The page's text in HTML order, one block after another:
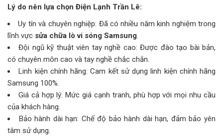
Lý do nên lựa chọn Điện Lạnh Trần Lê:
Uy tín và chuyên nghiệp: Đã có nhiều năm kinh nghiệm trong
lĩnh vực sửa chữa lò vi sóng Samsung.
Đội ngũ kỹ thuật viên tay nghề cao: Được đào tạo bài bản,
có chuyên môn cao và tay nghề chắc chắn.
Linh kiện chính hãng: Cam kết sử dụng linh kiện chính hãng
Samsung 100%.
Giá cả hợp lý: Mức giá cạnh tranh, phù hợp với mọi nhu cầu
của khách hàng.
Bảo hành dài hạn: Chế độ bảo hành dài hạn, đảm bảo yên
tâm sử dụng.